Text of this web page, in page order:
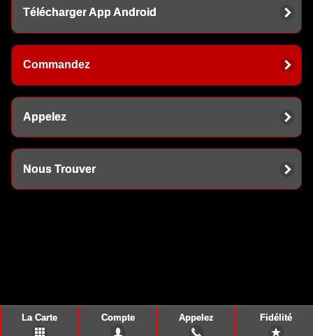
Télécharger App Android
Commandez
Appelez
Nous Trouver
La Carte Compte Appelez Fidélité